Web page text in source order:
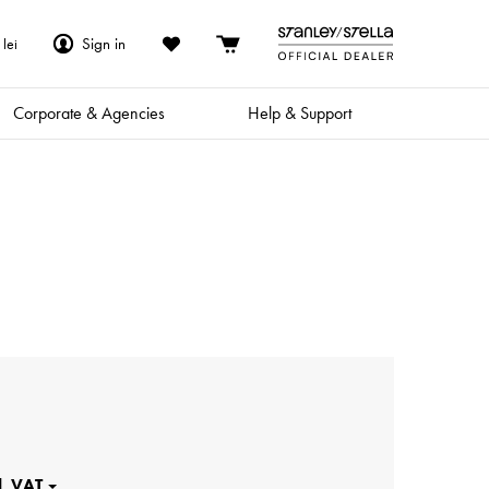
Sign in
Corporate & Agencies Help & Support